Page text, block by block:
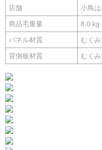
店舗 小鳥は
商品毛重量 8.0 kg
パネル材質 むく
背側板材質 むく